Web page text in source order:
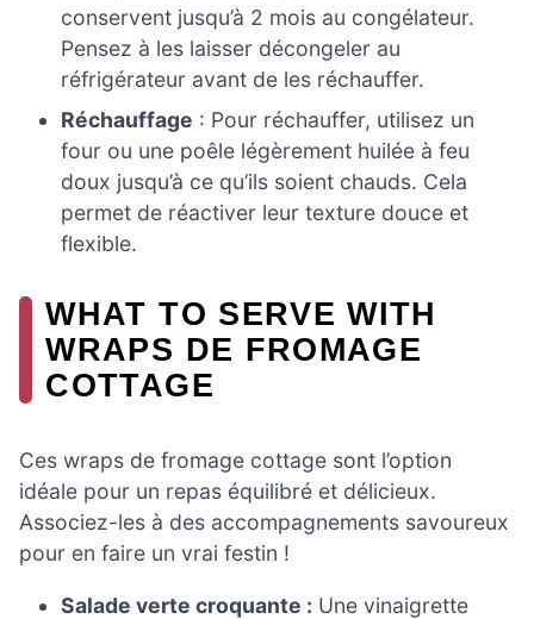
conservent jusqu’à 2 mois au congélateur.
Pensez à les laisser décongeler au
réfrigérateur avant de les réchauffer.
Réchauffage : Pour réchauffer, utilisez un
four ou une poêle légèrement huilée à feu
doux jusqu’à ce qu’ils soient chauds. Cela
permet de réactiver leur texture douce et
flexible.
WHAT TO SERVE WITH
WRAPS DE FROMAGE
COTTAGE
Ces wraps de fromage cottage sont l’option
idéale pour un repas équilibré et délicieux.
Associez-les à des accompagnements savoureux
pour en faire un vrai festin !
Salade verte croquante : Une vinaigrette